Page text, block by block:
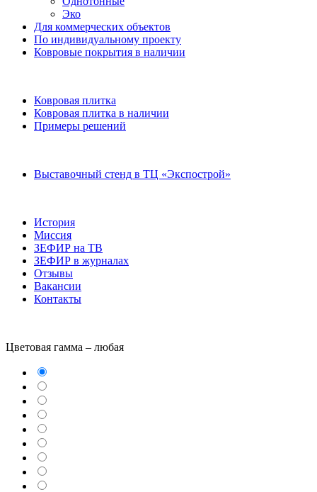
Эко
Для коммерческих объектов
По индивидуальному проекту
Ковровые покрытия в наличии
Ковровая плитка
Ковровая плитка в наличии
Примеры решений
Выставочный стенд в ТЦ «Экспострой»
История
Миссия
ЗЕФИР на ТВ
ЗЕФИР в журналах
Отзывы
Вакансии
Контакты
Цветовая гамма – любая